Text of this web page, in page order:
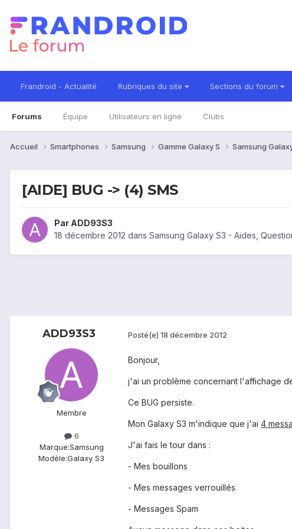
Frandroid - Actualité Rubriques du site Sections du forum
Forums Équipe Utilisateurs en ligne Clubs
Accueil Smartphones Samsung Gamme Galaxy S Samsung
[AIDE] BUG -> (4) SMS
Par ADD93S3
18 décembre 2012 dans Samsung Galaxy S3 - Aides,
ADD93S3
Membre
6
Marque:Samsung
Modèle:Galaxy S3
Posté(e) 18 décembre 2012
Bonjour,
j'ai un problème concernant l'affichage
Ce BUG persiste.
Mon Galaxy S3 m'indique que j'ai 4
J'ai fais le tour dans :
- Mes bouillons
- Mes messages verrouillés
- Messages Spam